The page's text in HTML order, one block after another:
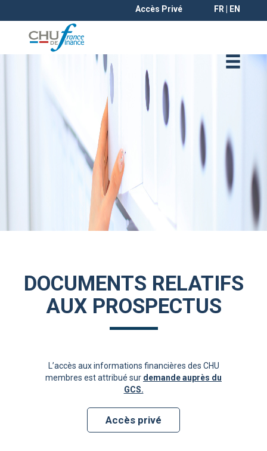
Accès Privé FR | EN
DOCUMENTS RELATIFS
AUX PROSPECTUS
L’accès aux informations financières des CHU
membres est attribué sur demande auprès du
GCS.
Accès privé